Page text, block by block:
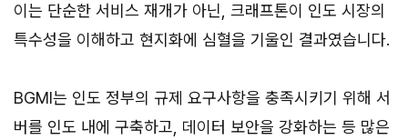
이는 단순한 서비스 재개가 아닌, 크래프톤이 인도 시장의
특수성을 이해하고 현지화에 심혈을 기울인 결과였습니다.
BGMI는 인도 정부의 규제 요구사항을 충족시키기 위해 서
버를 인도 내에 구축하고, 데이터 보안을 강화하는 등 많은